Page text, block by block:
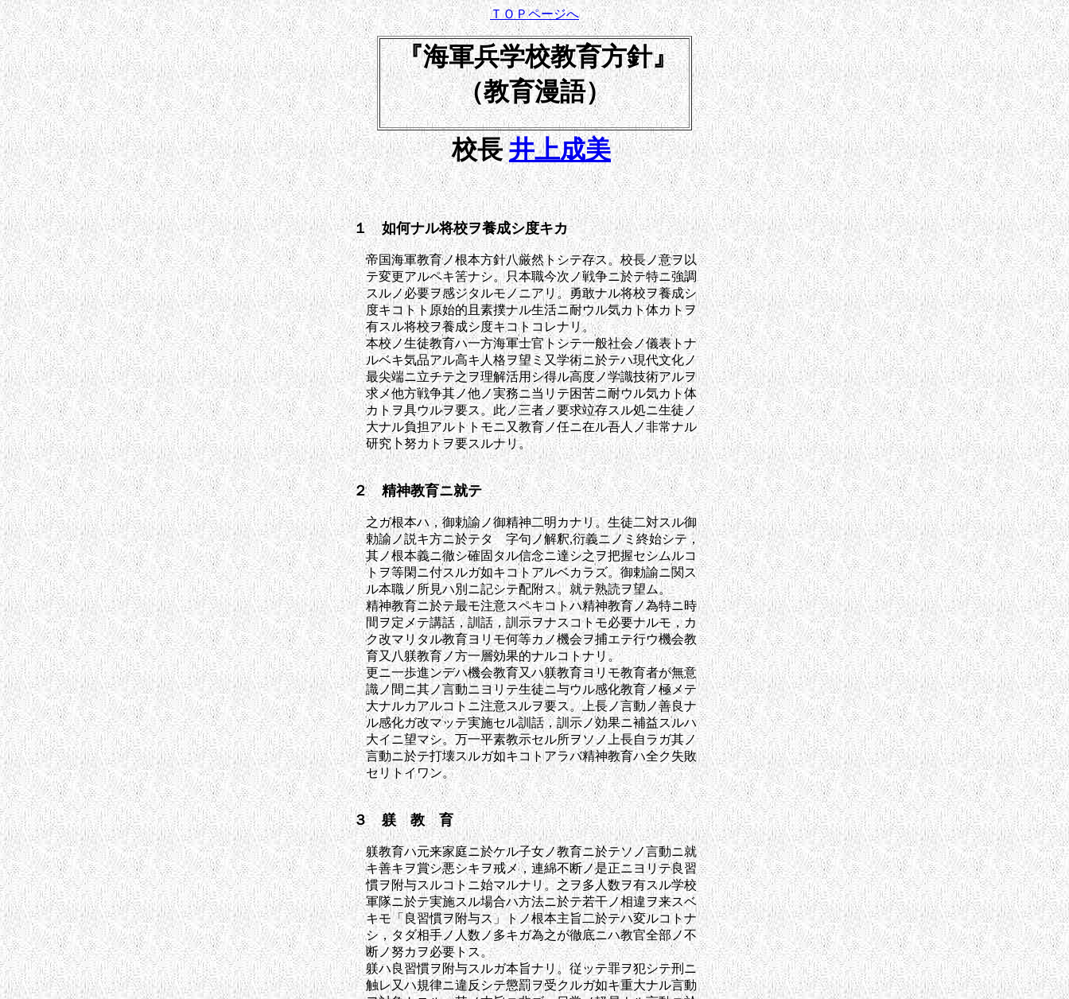
ＴＯＰページへ
『海軍兵学校教育方針』
（教育漫語）
校長井上成美
１ 如何ナル将校ヲ養成シ度キカ
帝国海軍教育ノ根本方針八厳然トシテ存ス。校長ノ意ヲ以
テ変更アルペキ筈ナシ。只本職今次ノ戦争ニ於テ特ニ強調
スルノ必要ヲ感ジタルモノニアリ。勇敢ナル将校ヲ養成シ
度キコトト原始的且素撲ナル生活ニ耐ウル気カト体カトヲ
有スル将校ヲ養成シ度キコトコレナリ。
本校ノ生徒教育ハ一方海軍士官トシテ一般社会ノ儀表トナ
ルベキ気品アル高キ人格ヲ望ミ又学術ニ於テハ現代文化ノ
最尖端ニ立チテ之ヲ理解活用シ得ル高度ノ学識技術アルヲ
求メ他方戦争其ノ他ノ実務ニ当リテ困苦ニ耐ウル気カト体
カトヲ具ウルヲ要ス。此ノ三者ノ要求竝存スル処ニ生徒ノ
大ナル負担アルトトモニ又教育ノ任ニ在ル吾人ノ非常ナル
研究卜努カトヲ要スルナリ。
２ 精神教育ニ就テ
之ガ根本ハ，御勅諭ノ御精神二明カナリ。生徒二対スル御
勅諭ノ説キ方ニ於テタゞ字句ノ解釈,衍義ニノミ終始シテ，
其ノ根本義ニ徹シ確固タル信念ニ達シ之ヲ把握セシムルコ
トヲ等閑ニ付スルガ如キコトアルベカラズ。御勅諭ニ関ス
ル本職ノ所見ハ別ニ記シテ配附ス。就テ熟読ヲ望ム。
精神教育ニ於テ最モ注意スペキコトハ精神教育ノ為特ニ時
間ヲ定メテ講話，訓話，訓示ヲナスコトモ必要ナルモ，カ
ク改マリタル教育ヨリモ何等カノ機会ヲ捕エテ行ウ機会教
育又八躾教育ノ方一層効果的ナルコトナリ。
更ニ一歩進ンデハ機会教育又ハ躾教育ヨリモ教育者が無意
識ノ間ニ其ノ言動ニヨリテ生徒ニ与ウル感化教育ノ極メテ
大ナルカアルコトニ注意スルヲ要ス。上長ノ言動ノ善良ナ
ル感化ガ改マッテ実施セル訓話，訓示ノ効果ニ補益スルハ
大イニ望マシ。万一平素教示セル所ヲソノ上長自ラガ其ノ
言動ニ於テ打壊スルガ如キコトアラバ精神教育ハ全ク失敗
セリトイワン。
３ 躾 教 育
躾教育ハ元来家庭ニ於ケル子女ノ教育ニ於テソノ言動ニ就
キ善キヲ賞シ悪シキヲ戒メ，連綿不断ノ是正ニヨリテ良習
慣ヲ附与スルコトニ始マルナリ。之ヲ多人数ヲ有スル学校
軍隊ニ於テ実施スル場合ハ方法ニ於テ若干ノ相違ヲ来スベ
キモ「良習慣ヲ附与ス」トノ根本主旨二於テハ変ルコトナ
シ，タダ相手ノ人数ノ多キガ為之が徹底ニハ教官全部ノ不
断ノ努カヲ必要トス。
躾ハ良習慣ヲ附与スルガ本旨ナリ。従ッテ罪ヲ犯シテ刑ニ
触レ又ハ規律ニ違反シテ懲罰ヲ受クルガ如キ重大ナル言動